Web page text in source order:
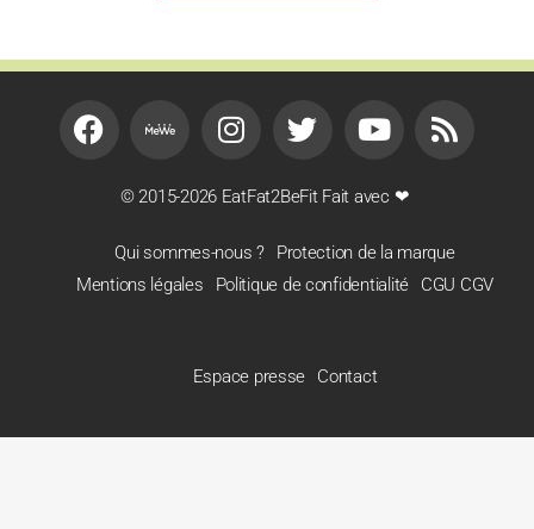
© 2015-2026 EatFat2BeFit Fait avec ❤
Qui sommes-nous ?
Protection de la marque
Mentions légales
Politique de confidentialité CGU CGV
Espace presse Contact